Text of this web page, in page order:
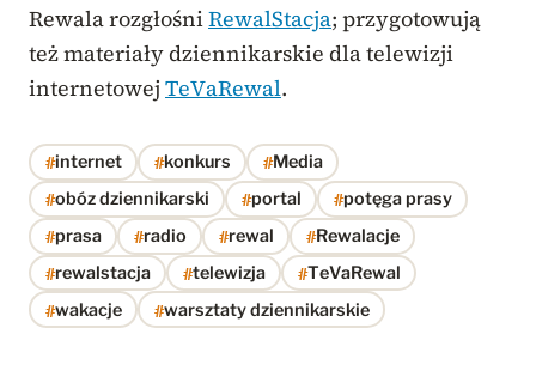
Rewala rozgłośniRewalStacja; przygotowują
też materiały dziennikarskie dla telewizji
internetowej TeVaRewal.
#internet #konkurs #Media
#obóz dziennikarski #portal #potęga prasy
#prasa #radio #rewal #Rewalacje
#rewalstacja #telewizja #TeVaRewal
#wakacje #warsztaty dziennikarskie